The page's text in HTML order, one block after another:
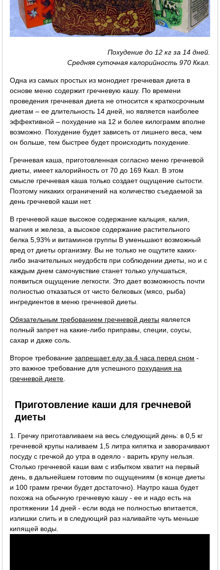
Похудение до 12 кг за 14 дней.
Средняя суточная калорийность 970 Ккал.
Одна из самых простых из монодиет гречневая диета в
основе меню содержит гречневую кашу. По времени
проведения гречневая диета не относится к краткосрочным
диетам – ее длительность 14 дней, но является наиболее
эффективной – похудение на 12 и более килограмм вполне
возможно. Похудение будет зависеть от лишнего веса, чем
он больше, тем быстрее будет происходить похудение.
Гречневая каша, приготовленная согласно меню гречневой
диеты, имеет калорийность от 70 до 169 Ккал. В этом
смысле гречневая каша только создает ощущение сытости.
Поэтому никаких ограничений на количество съедаемой за
день гречневой каши нет.
В гречневой каше высокое содержание кальция, калия,
магния и железа, а высокое содержание растительного
белка 5,93% и витаминов группы B уменьшают возможный
вред от диеты организму. Вы не только не ощутите каких-
либо значительных неудобств при соблюдении диеты, но и с
каждым днем самочувствие станет только улучшаться,
появиться ощущение легкости. Это дает возможность почти
полностью отказаться от чисто белковых (мясо, рыба)
ингредиентов в меню гречневой диеты.
Обязательным требованием гречневой диеты является
полный запрет на какие-либо приправы, специи, соусы,
сахар и даже соль.
Второе требованиезапрещает еду за 4 часа перед сном -
это важное требование для успешного похудания на
гречневой диете
Приготовление каши для гречневой
диеты
1. Гречку приготавливаем на весь следующий день: в 0,5 кг
гречневой крупы наливаем 1,5 литра кипятка и заворачивают
посуду с гречкой до утра в одеяло - варить крупу нельзя.
Столько гречневой каши вам с избытком хватит на первый
день, в дальнейшем готовим по ощущениям (в конце диеты
и 100 грамм гречки будет достаточно). Наутро каша будет
похожа на обычную гречневую кашу - ее и надо есть на
протяжении 14 дней - если вода не полностью впитается,
излишки слить и в следующий раз наливайте чуть меньше
кипящей воды.